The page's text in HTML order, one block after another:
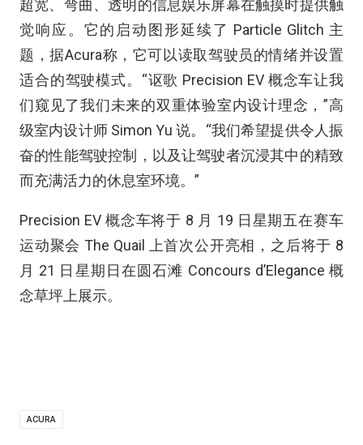
超宽、弯曲、透明的信息娱乐屏幕在触摸时提供触
觉响应。它的启动图形延续了 Particle Glitch 主
题，据Acura称，它可以读取驾驶员的情绪并设置
适合的驾驶模式。“讴歌 Precision EV 概念车让我
们窥见了我们未来的双重体验室内设计理念，”高
级室内设计师 Simon Yu 说。“我们希望提供令人振
奋的性能驾驶控制，以及让驾驶者沉浸其中的精致
而充满活力的休息室环境。”
Precision EV 概念车将于 8 月 19 日星期五在赛车
运动聚会 The Quail 上首次公开亮相，之后将于 8
月 21 日星期日在圆石滩 Concours d’Elegance 概
念草坪上展示。
ACURA